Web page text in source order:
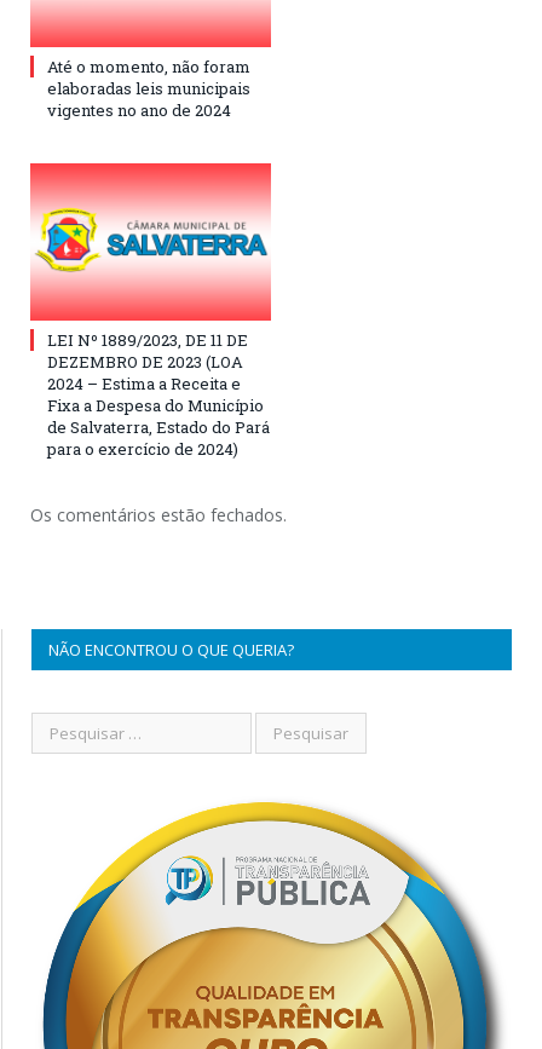
Até o momento, não foram
elaboradas leis municipais
vigentes no ano de 2024
LEI Nº 1889/2023, DE 11 DE
DEZEMBRO DE 2023 (LOA
2024 – Estima a Receita e
Fixa a Despesa do Município
de Salvaterra, Estado do Pará
para o exercício de 2024)
Os comentários estão fechados.
NÃO ENCONTROU O QUE QUERIA?